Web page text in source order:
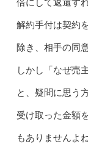
倍にして返還す
解約手付は契約
除き、相手の同
しかし「なぜ売
と、疑問に思う
受け取った金額
もありませんよね